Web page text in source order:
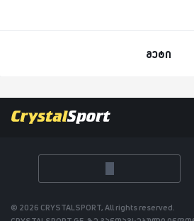
მეტი
© 2026 CRYSTALSPORT, All rights reserved.